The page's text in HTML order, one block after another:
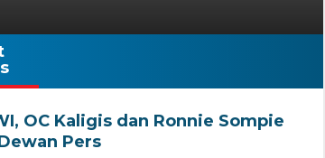
OC Kaligis dan Ronnie Sompie
Pers